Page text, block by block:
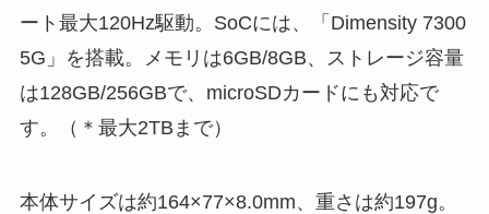
ート最大120Hz駆動。SoCには、「Dimensity 7300
5G」を搭載。メモリは6GB/8GB、ストレージ容量
は128GB/256GBで、microSDカードにも対応で
す。（＊最大2TBまで）
本体サイズは約164×77×8.0mm、重さは約197g。